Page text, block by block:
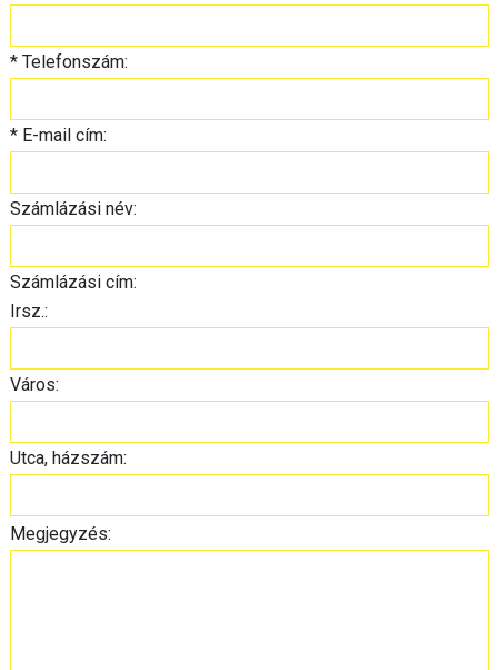
*Telefonszám:
*E-mail cím:
Számlázási név:
Számlázási cím:
Irsz.:
Város:
Utca, házszám:
Megjegyzés: